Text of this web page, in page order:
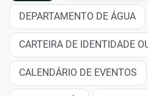
DEPARTAMENTO DE ÁGUA
CARTEIRA DE IDENTIDADE
CALENDÁRIO DE EVENTOS